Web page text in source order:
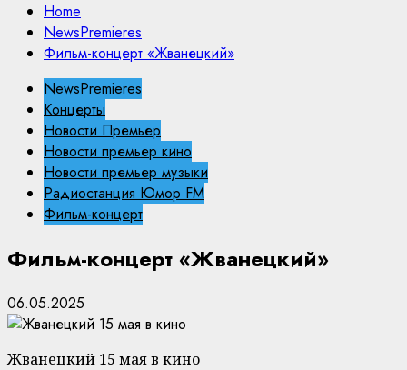
Home
NewsPremieres
Фильм-концерт «Жванецкий»
NewsPremieres
Концерты
Новости Премьер
Новости премьер кино
Новости премьер музыки
Радиостанция Юмор FM
Фильм-концерт
Фильм-концерт «Жванецкий»
06.05.2025
Жванецкий 15 мая в кино